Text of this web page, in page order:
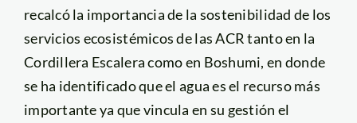
recalcó la importancia de la sostenibilidad de los
servicios ecosistémicos de las ACR tanto en la
Cordillera Escalera como en Boshumi, en donde
se ha identificado que el agua es el recurso más
importante ya que vincula en su gestión el